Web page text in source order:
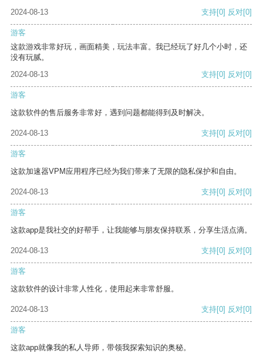
2024-08-13 支持[0] 反对[0]
游客
这款游戏非常好玩，画面精美，玩法丰富。我已经玩了好几个小时，还
没有玩腻。
2024-08-13
支持[0] 反对[0]
游客
这款软件的售后服务非常好，遇到问题都能得到及时解决。
2024-08-13 支持[0] 反对[0]
游客
这款加速器VPM应用程序已经为我们带来了无限的隐私保护和自由。
2024-08-13 支持[0] 反对[0]
游客
这款app是我社交的好帮手，让我能够与朋友保持联系，分享生活点滴。
2024-08-13 支持[0] 反对[0]
游客
这款软件的设计非常人性化，使用起来非常舒服。
2024-08-13 支持[0] 反对[0]
游客
这款app就像我的私人导师，带领我探索知识的奥秘。